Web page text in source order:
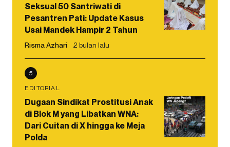
Seksual 50 Santriwati di
Pesantren Pati: Update Kasus
Usai Mandek Hampir 2 Tahun
Risma Azhari 2 bulan lalu
5
EDITORIAL
Dugaan Sindikat Prostitusi Anak
di Blok M yang Libatkan WNA:
Dari Cuitan di X hingga ke Meja
Polda